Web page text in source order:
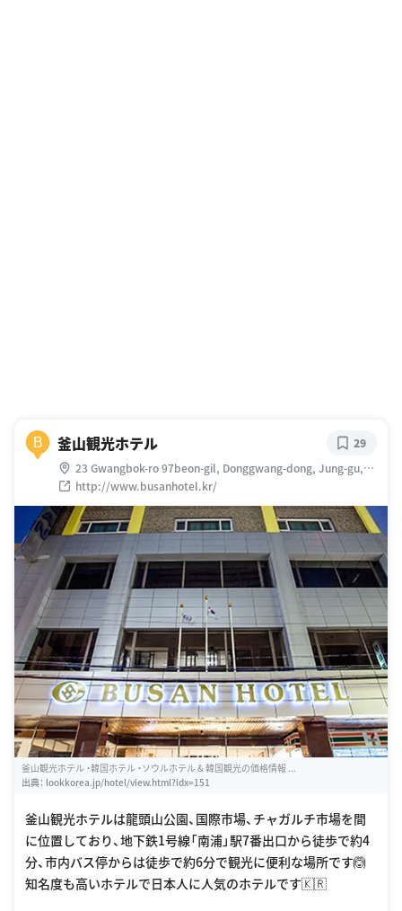
B 釜山観光ホテル
23 Gwangbok-ro 97beon-gil, Donggwang-dong, Jung-gu,
Busan, 大韓民国
http://www.busanhotel.kr/
29
釜山観光ホテル ・韓国ホテル ・ソウルホテル & 韓国観光の価格情報 ...
出典： lookkorea.jp/hotel/view.html?idx=151
釜山観光ホテルは龍頭山公園、国際市場、チャガルチ市場を間
に位置しており、地下鉄1号線「南浦」駅7番出口から徒歩で約4
分、市内バス停からは徒歩で約6分で観光に便利な場所です🙆
知名度も高いホテルで日本人に人気のホテルです🇰🇷